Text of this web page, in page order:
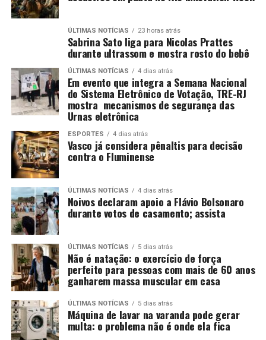
ÚLTIMAS NOTÍCIAS 23 horas atrás
Sabrina Sato liga para Nicolas Prattes
durante ultrassom e mostra rosto do bebê
ÚLTIMAS NOTÍCIAS 4 dias atrás
Em evento que integra a Semana Nacional
do Sistema Eletrônico de Votação, TRE-RJ
mostra mecanismos de segurança das
Urnas eletrônica
ESPORTES 4 dias atrás
Vasco já considera pênaltis para decisão
contra o Fluminense
ÚLTIMAS NOTÍCIAS 4 dias atrás
Noivos declaram apoio a Flávio Bolsonaro
durante votos de casamento; assista
ÚLTIMAS NOTÍCIAS 5 dias atrás
Não é natação: o exercício de força
perfeito para pessoas com mais de 60 anos
ganharem massa muscular em casa
ÚLTIMAS NOTÍCIAS 5 dias atrás
Máquina de lavar na varanda pode gerar
multa: o problema não é onde ela fica